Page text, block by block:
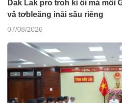
Dak Lak pro troh ki ối má môi
vâ tơbleăng inâi sầu riêng
07/08/2026